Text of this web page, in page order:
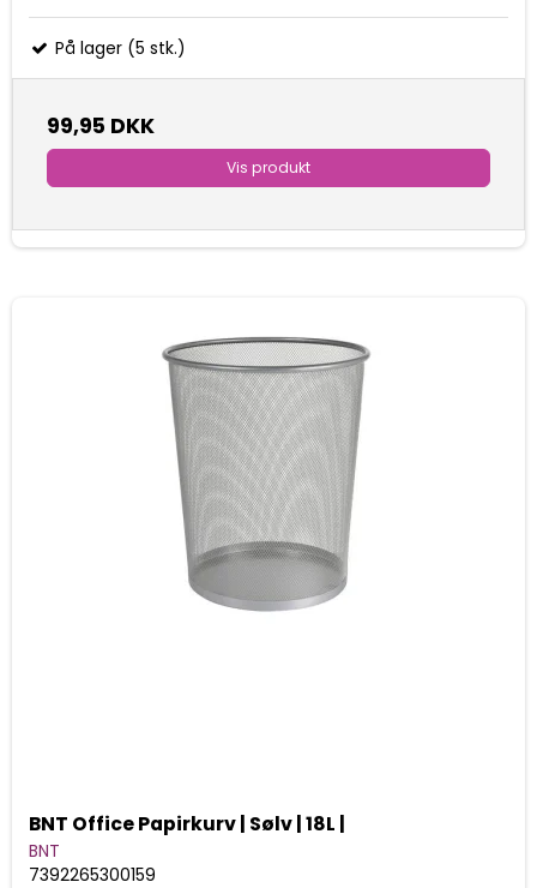
På lager (5 stk.)
99,95 DKK
Vis produkt
BNT Office Papirkurv | Sølv | 18L |
BNT
7392265300159